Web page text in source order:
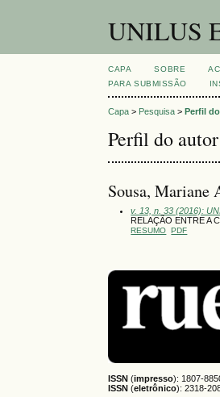
UNILUS
CAPA SOBRE
PARA SUBMISSÃO
Capa > Pesquisa >Perfil
Perfil do autor
Sousa, Mariane
v. 13, n. 33 (2016):
RELAÇÃO ENTRE A
RESUMO PDF
ISSN (impresso): 1807-
ISSN (eletrônico):2318-